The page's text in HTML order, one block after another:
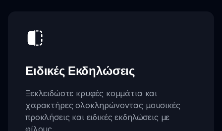
Ειδικές Εκδηλώσεις
Ξεκλειδώστε κρυφές κομμάτια και
χαρακτήρες ολοκληρώνοντας μουσικές
προκλήσεις και ειδικές εκδηλώσεις με